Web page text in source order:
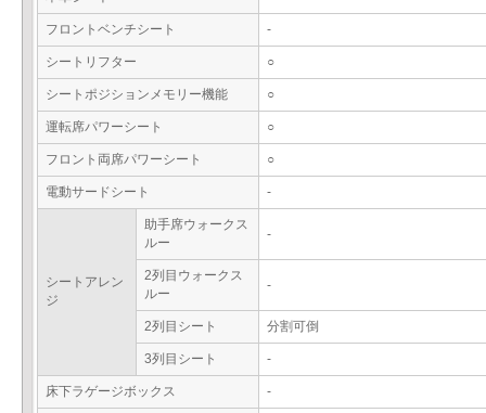
フロントベンチシート -
シートリフター ○
シートポジションメモリー機能 ○
運転席パワーシート ○
フロント両席パワーシート ○
電動サードシート -
シートアレン
ジ
助手席ウォークス
ルー
-
2列目ウォークス
ルー
-
2列目シート 分割可倒
3列目シート -
床下ラゲージボックス -